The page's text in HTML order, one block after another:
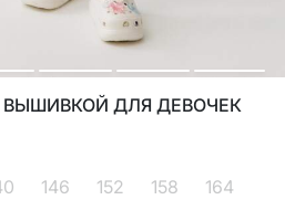
ДЛЯ ДЕВОЧЕК
146 152 158 164